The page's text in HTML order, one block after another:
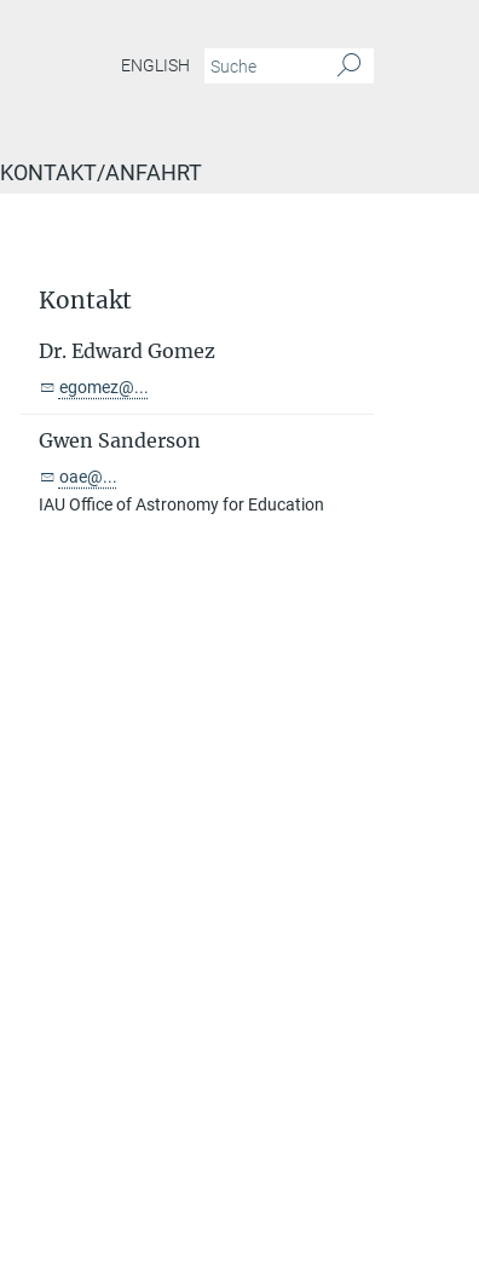
ENGLISH
KONTAKT/ANFAHRT
Kontakt
Dr. Edward Gomez
egomez@...
Gwen Sanderson
oae@...
IAU Office of Astronomy for Education